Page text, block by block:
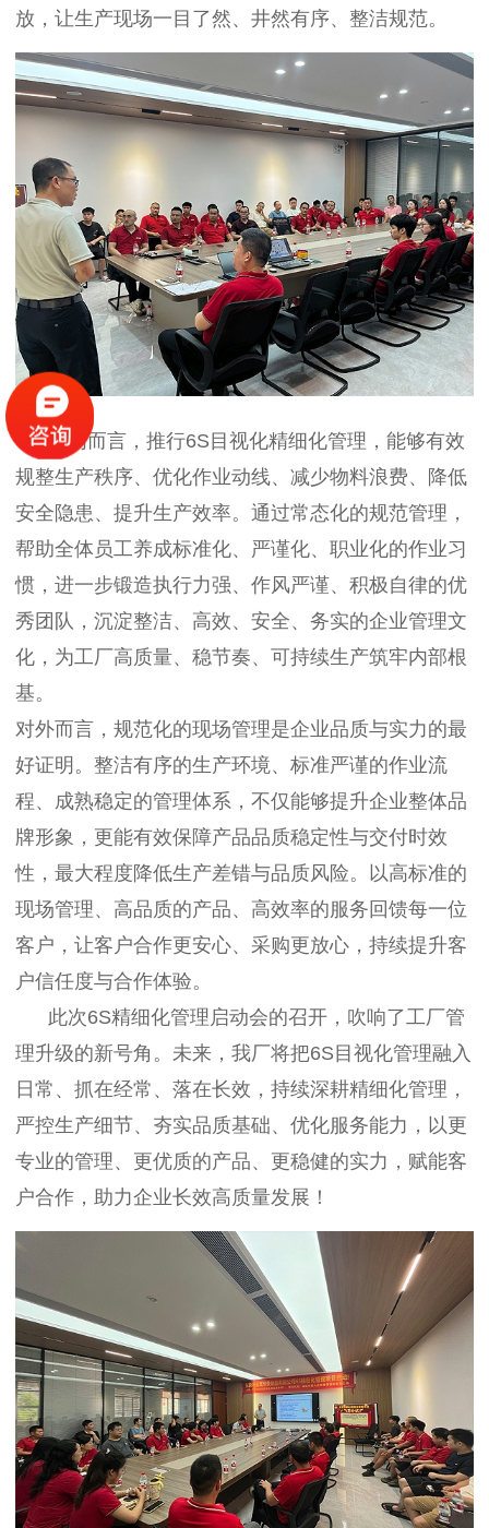
放，让生产现场一目了然、井然有序、整洁规范。
对内而言，推行6S目视化精细化管理，能够有效
规整生产秩序、优化作业动线、减少物料浪费、降低
安全隐患、提升生产效率。通过常态化的规范管理，
帮助全体员工养成标准化、严谨化、职业化的作业习
惯，进一步锻造执行力强、作风严谨、积极自律的优
秀团队，沉淀整洁、高效、安全、务实的企业管理文
化，为工厂高质量、稳节奏、可持续生产筑牢内部根
基。
对外而言，规范化的现场管理是企业品质与实力的最
好证明。整洁有序的生产环境、标准严谨的作业流
程、成熟稳定的管理体系，不仅能够提升企业整体品
牌形象，更能有效保障产品品质稳定性与交付时效
性，最大程度降低生产差错与品质风险。以高标准的
现场管理、高品质的产品、高效率的服务回馈每一位
客户，让客户合作更安心、采购更放心，持续提升客
户信任度与合作体验。
此次6S精细化管理启动会的召开，吹响了工厂管
理升级的新号角。未来，我厂将把6S目视化管理融入
日常、抓在经常、落在长效，持续深耕精细化管理，
严控生产细节、夯实品质基础、优化服务能力，以更
专业的管理、更优质的产品、更稳健的实力，赋能客
户合作，助力企业长效高质量发展！